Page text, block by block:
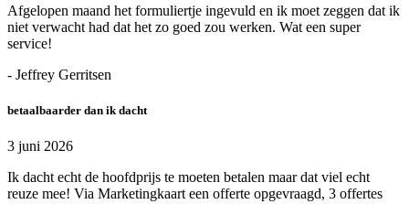
Afgelopen maand het formuliertje ingevuld en ik moet zeggen dat ik
niet verwacht had dat het zo goed zou werken. Wat een super
service!
- Jeffrey Gerritsen
betaalbaarder dan ik dacht
3 juni 2026
Ik dacht echt de hoofdprijs te moeten betalen maar dat viel echt
reuze mee! Via Marketingkaart een offerte opgevraagd, 3 offertes